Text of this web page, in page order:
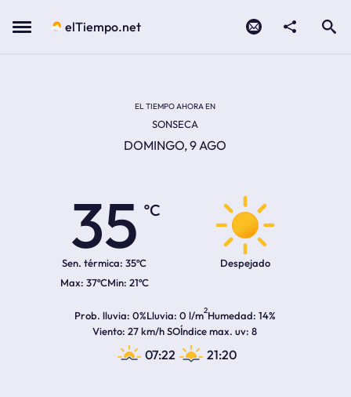
Menu elTiempo.net
EL TIEMPO AHORA EN
SONSECA
DOMINGO, 9 AGO
35
ºC
Sen. térmica: 35ºC
37ºC 21ºC
Despejado
Prob. lluvia 0%Lluvia 0 l/m2Humedad 14%
Viento 27 km/h SOÍndice max. uv 8
07:22 21:20